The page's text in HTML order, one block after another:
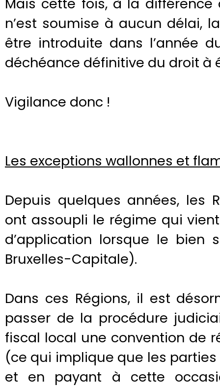
Mais cette fois, à la
n’est soumise à aucun délai,
être introduite dans l’année
déchéance définitive du droit à
Vigilance donc !
Les exceptions wallonnes et
Depuis quelques années, les
ont assoupli le régime qui
d’application lorsque le bien
Bruxelles-Capitale).
Dans ces Régions, il est
passer de la procédure
fiscal local une convention de
(ce qui implique que les
et en payant à cette